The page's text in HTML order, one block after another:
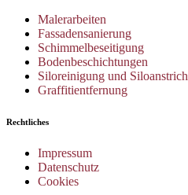
Malerarbeiten
Fassadensanierung
Schimmelbeseitigung
Bodenbeschichtungen
Siloreinigung und Siloanstrich
Graffitientfernung
Rechtliches
Impressum
Datenschutz
Cookies